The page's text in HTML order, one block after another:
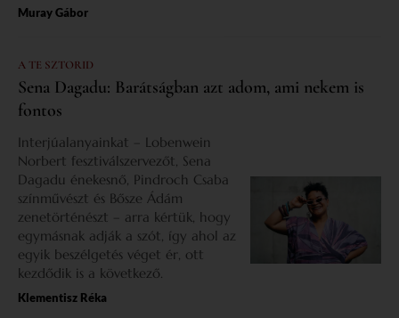
Muray Gábor
A TE SZTORID
Sena Dagadu: Barátságban azt adom, ami nekem is
fontos
Interjúalanyainkat – Lobenwein
Norbert fesztiválszervezőt, Sena
Dagadu énekesnő, Pindroch Csaba
színművészt és Bősze Ádám
zenetörténészt – arra kértük, hogy
egymásnak adják a szót, így ahol az
egyik beszélgetés véget ér, ott
kezdődik is a következő.
Klementisz Réka